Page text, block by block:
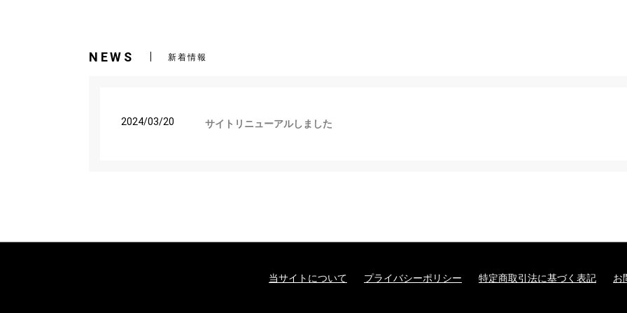
NEWS 新着情報
2024/03/20 サイトリニューアルしました
当サイトについて プライバシーポリシー 特定商取引法に基づく表記 お